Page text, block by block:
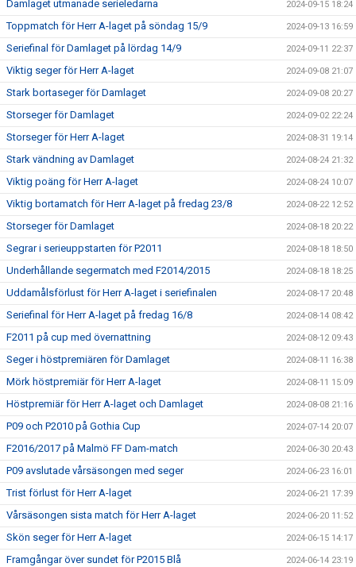
Damlaget utmanade serieledarna 2024-09-15 18:24
Toppmatch för Herr A-laget på söndag 15/9 2024-09-13 16:59
Seriefinal för Damlaget på lördag 14/9 2024-09-11 22:37
Viktig seger för Herr A-laget 2024-09-08 21:07
Stark bortaseger för Damlaget 2024-09-08 20:27
Storseger för Damlaget 2024-09-02 22:24
Storseger för Herr A-laget 2024-08-31 19:14
Stark vändning av Damlaget 2024-08-24 21:32
Viktig poäng för Herr A-laget 2024-08-24 10:07
Viktig bortamatch för Herr A-laget på fredag 23/8 2024-08-22 12:52
Storseger för Damlaget 2024-08-18 20:22
Segrar i serieuppstarten för P2011 2024-08-18 18:50
Underhållande segermatch med F2014/2015 2024-08-18 18:25
Uddamålsförlust för Herr A-laget i seriefinalen 2024-08-17 20:48
Seriefinal för Herr A-laget på fredag 16/8 2024-08-14 08:42
F2011 på cup med övernattning 2024-08-12 09:43
Seger i höstpremiären för Damlaget 2024-08-11 16:38
Mörk höstpremiär för Herr A-laget 2024-08-11 15:09
Höstpremiär för Herr A-laget och Damlaget 2024-08-08 21:16
P09 och P2010 på Gothia Cup 2024-07-14 20:07
F2016/2017 på Malmö FF Dam-match 2024-06-30 20:43
P09 avslutade vårsäsongen med seger 2024-06-23 16:01
Trist förlust för Herr A-laget 2024-06-21 17:39
Vårsäsongen sista match för Herr A-laget 2024-06-20 11:52
Skön seger för Herr A-laget 2024-06-15 14:17
Framgångar över sundet för P2015 Blå 2024-06-14 23:19